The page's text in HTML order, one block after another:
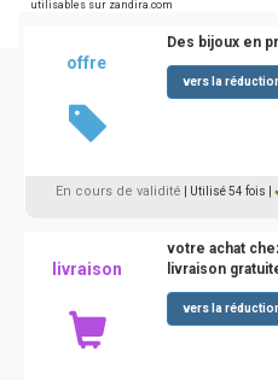
utilisables sur zandira.com
offre
Des bijoux en
vers la
En cours de validité | Utilisé 54 fois
livraison
votre achat
livraison
vers la